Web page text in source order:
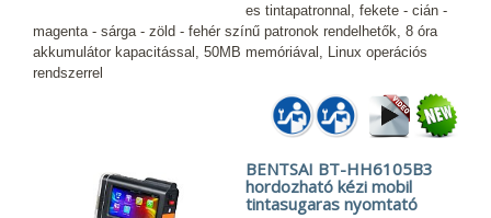
es tintapatronnal, fekete - cián -
magenta - sárga - zöld - fehér színű patronok rendelhetők, 8 óra
akkumulátor kapacitással, 50MB memóriával, Linux operációs
rendszerrel
BENTSAI BT-HH6105B3
hordozható kézi mobil
tintasugaras nyomtató